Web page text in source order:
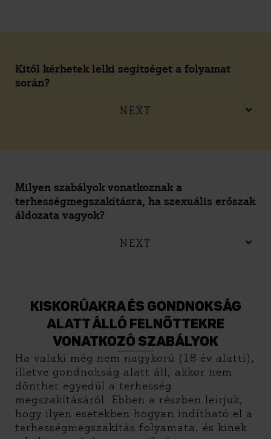
Kitől kérhetek lelki segítséget a folyamat
során?
NEXT
Milyen szabályok vonatkoznak a
terhességmegszakításra, ha szexuális erőszak
áldozata vagyok?
NEXT
KISKORÚAKRA ÉS GONDNOKSÁG
ALATT ÁLLÓ FELNŐTTEKRE
VONATKOZÓ SZABÁLYOK
Ha valaki még nem nagykorú (18 év alatti),
illetve gondnokság alatt áll, akkor nem
dönthet egyedül a terhesség
megszakításáról. Ebben a részben leírjuk,
hogy ilyen esetekben hogyan indítható el a
terhességmegszakítás folyamata, és kinek